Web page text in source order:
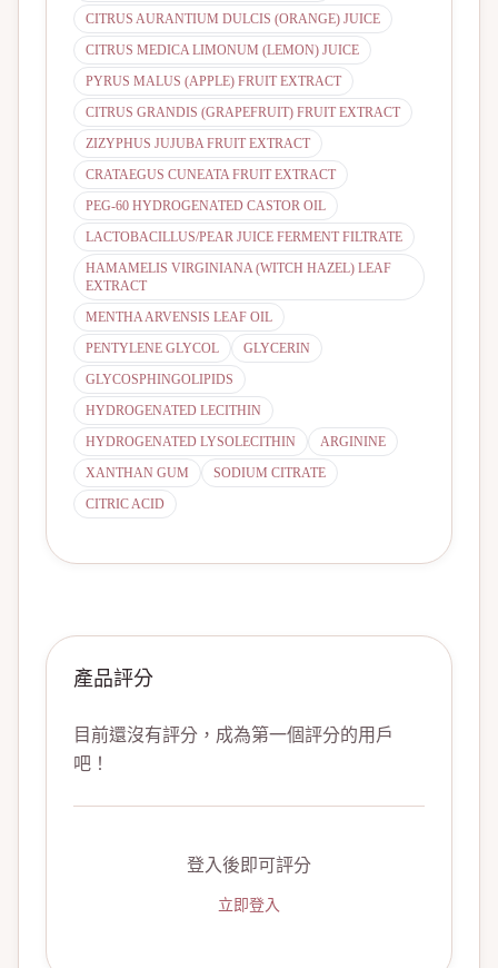
CITRUS AURANTIUM DULCIS (ORANGE) JUICE
CITRUS MEDICA LIMONUM (LEMON) JUICE
PYRUS MALUS (APPLE) FRUIT EXTRACT
CITRUS GRANDIS (GRAPEFRUIT) FRUIT EXTRACT
ZIZYPHUS JUJUBA FRUIT EXTRACT
CRATAEGUS CUNEATA FRUIT EXTRACT
PEG-60 HYDROGENATED CASTOR OIL
LACTOBACILLUS/PEAR JUICE FERMENT FILTRATE
HAMAMELIS VIRGINIANA (WITCH HAZEL) LEAF
EXTRACT
MENTHA ARVENSIS LEAF OIL
PENTYLENE GLYCOL
GLYCERIN
GLYCOSPHINGOLIPIDS
HYDROGENATED LECITHIN
HYDROGENATED LYSOLECITHIN
ARGININE
XANTHAN GUM
SODIUM CITRATE
CITRIC ACID
產品評分
目前還沒有評分，成為第一個評分的用戶
吧！
登入後即可評分
立即登入